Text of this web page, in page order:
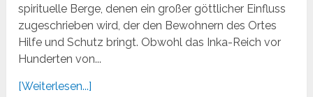
spirituelle Berge, denen ein großer göttlicher Einfluss
zugeschrieben wird, der den Bewohnern des Ortes
Hilfe und Schutz bringt. Obwohl das Inka-Reich vor
Hunderten von...
[Weiterlesen...]